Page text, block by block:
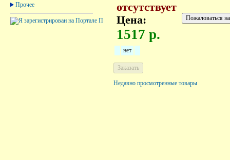
Прочее
отсутствует
Цена:
1517 р.
нет
Недавно просмотренные товары